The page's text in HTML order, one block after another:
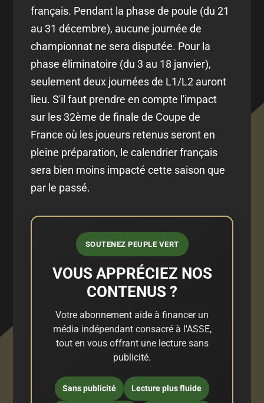
français. Pendant la phase de poule (du 21
au 31 décembre), aucune journée de
championnat ne sera disputée. Pour la
phase éliminatoire (du 3 au 18 janvier),
seulement deux journées de L1/L2 auront
lieu. S'il faut prendre en compte l'impact
sur les 32ème de finale de Coupe de
France où les joueurs retenus seront en
pleine préparation, le calendrier français
sera bien moins impacté cette saison que
par le passé.
SOUTENEZ PEUPLE VERT
VOUS APPRÉCIEZ NOS
CONTENUS ?
Votre abonnement aide à financer un
média indépendant consacré à l'ASSE,
tout en vous offrant une lecture sans
publicité.
Sans publicité Lecture plus fluide